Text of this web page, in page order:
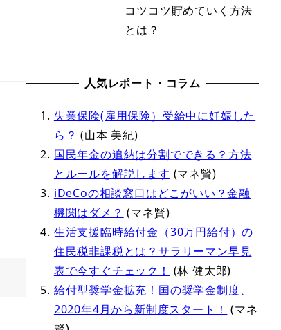
コツコツ貯めていく方法
とは？
人気レポート・コラム
失業保険(雇用保険）受給中に妊娠した
ら？ (山本 美紀)
国民年金の追納は分割でできる？方法
とルールを解説します (マネ賢)
iDeCoの相談窓口はどこがいい？金融
機関はダメ？ (マネ賢)
生活支援臨時給付金（30万円給付）の
住民税非課税とは？サラリーマン早見
表で今すぐチェック！ (林 健太郎)
給付型奨学金拡充！国の奨学金制度、
2020年4月から新制度スタート！ (マネ